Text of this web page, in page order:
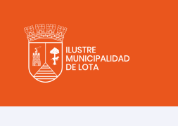
contenido